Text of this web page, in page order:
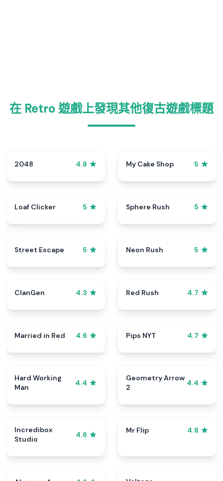
在 Retro 遊戲上發現其他復古遊戲標題
2048 4.8 My Cake Shop 5
Loaf Clicker 5 Sphere Rush 5
Street Escape 5 Neon Rush 5
ClanGen 4.3 Red Rush 4.7
Married in Red 4.6 Pips NYT 4.7
Hard Working
Man
4.4
Geometry Arrow
2
4.4
Incredibox
Studio
4.6
Mr Flip 4.8